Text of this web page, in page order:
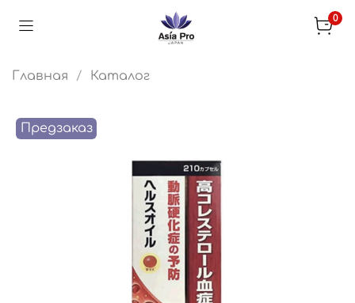
0
Главная Каталог
Предзаказ